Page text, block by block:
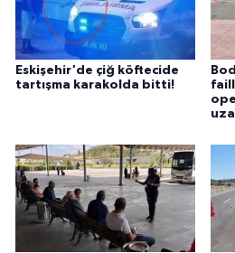
Eskişehir'de çiğ köftecide
tartışma karakolda bitti!